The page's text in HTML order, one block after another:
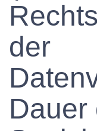
der
Dauer